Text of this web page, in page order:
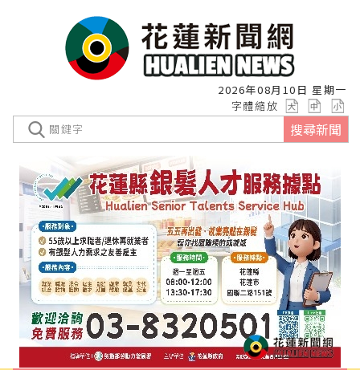
2026年08月10日 星期一
字體縮放
搜尋新聞